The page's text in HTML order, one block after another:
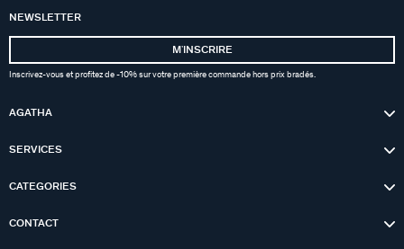
NEWSLETTER
MʼINSCRIRE
Inscrivez-vous et profitez de -10% sur votre première commande hors prix bradés.
AGATHA
SERVICES
CATEGORIES
CONTACT